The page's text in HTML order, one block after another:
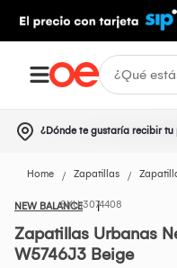
¿Dónde te gustaría recibir tu
Home Zapatillas
NEW BALANCE3074408
Zapatillas Urbanas
W5746J3 Beige